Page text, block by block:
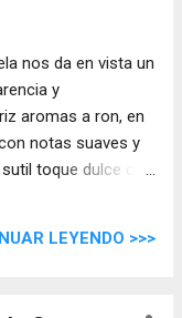
nos da en vista un
y
aromas a ron, en
notas suaves y
toque dulce con
LEYENDO >>>